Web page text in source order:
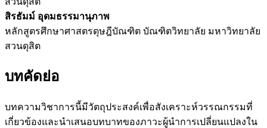
สิรธัมม์ อุดมธรรมานุภาพ
หลักสูตรศึกษาศาสตรดุษฎีบัณฑิต บัณฑิตวิทยาลัย มหาวิทยาลัย
สวนดุสิต
บทคัดย่อ
บทความวิชาการนี้มีวัตถุประสงค์เพื่อสังเคราะห์วรรณกรรมที่
เกี่ยวข้องและนำเสนอบทบาทของภาวะผู้นำการเปลี่ยนแปลงใน